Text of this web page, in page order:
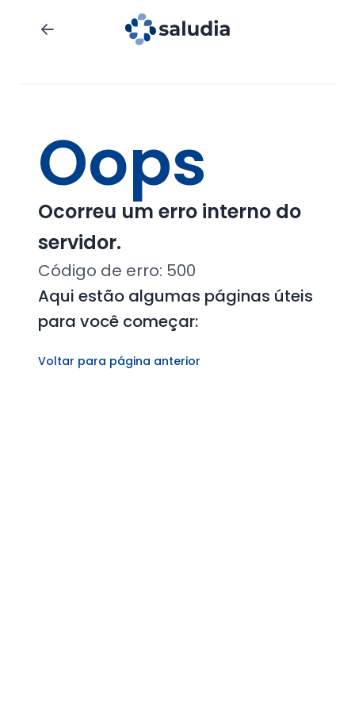
Oops
Ocorreu um erro interno do
servidor.
Código de erro: 500
Aqui estão algumas páginas úteis
para você começar:
Voltar para página anterior